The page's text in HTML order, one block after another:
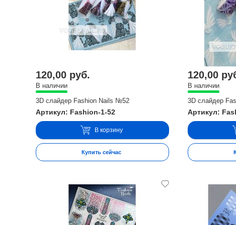
120,00 руб.
В наличии
3D слайдер Fashion Nails №52
Артикул: Fashion-1-52
В корзину
Купить сейчас
120,00
В наличии
3D слайдер
Артикул: